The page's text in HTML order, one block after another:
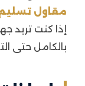
مقاول
إذا كنت تريد
بالكامل حتى